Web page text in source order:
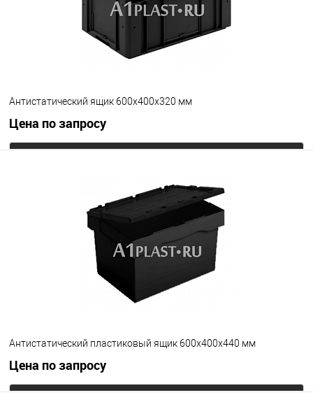
Антистатический ящик 600х400х320 мм
Цена по запросу
Под заказ
Антистатический пластиковый ящик 600х400х440 мм
Цена по запросу